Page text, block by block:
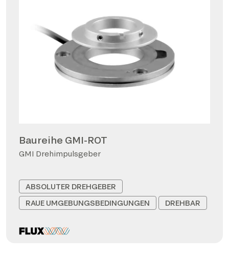
Baureihe GMI-ROT
GMI Drehimpulsgeber
ABSOLUTER DREHGEBER
RAUE UMGEBUNGSBEDINGUNGEN
DREHBAR